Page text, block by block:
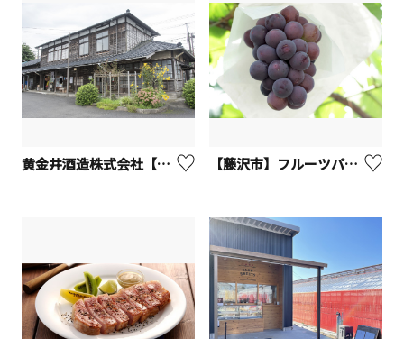
黄金井酒造株式会社【厚木市】 【藤沢市】フルーツパーク長後